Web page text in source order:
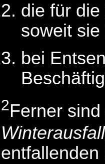
die für
soweit sie
bei
2Ferner